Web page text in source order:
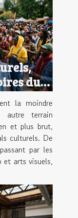
du
la moindre
autre terrain
et plus brut,
culturels. De
par les
et arts visuels,